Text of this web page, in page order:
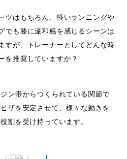
ツはもちろん、軽いランニングや
でも膝に違和感を感じるシーンは
すが、トレーナーとしてどんな時
を推奨していますか？
ン帯からつくられている関節で
ザを安定させて、様々な動きを
割を受け持っています。